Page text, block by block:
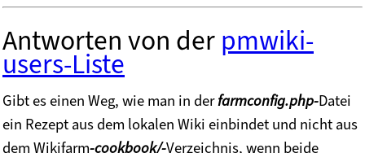
Antworten von der pmwiki-
users-Liste
Gibt es einen Weg, wie man in derfarmconfig.php-Datei
ein Rezept aus dem lokalen Wiki einbindet und nicht aus
dem Wikifarm-cookbook/-Verzeichnis, wenn beide